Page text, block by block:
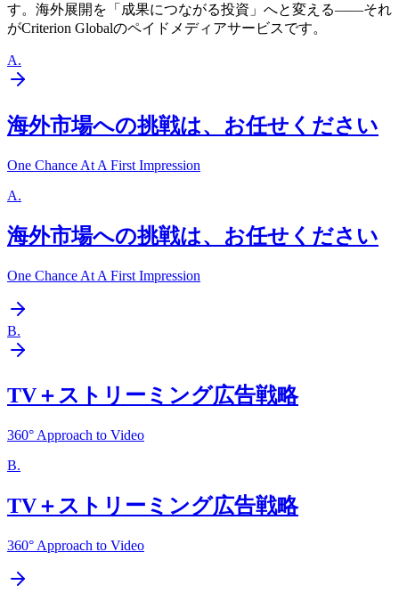
す。海外展開を「成果につながる投資」へと変える——それ
がCriterion Globalのペイドメディアサービスです。
A.
海外市場への挑戦は、お任せください
One Chance At A First Impression
A.
海外市場への挑戦は、お任せください
One Chance At A First Impression
B.
TV＋ストリーミング広告戦略
360° Approach to Video
B.
TV＋ストリーミング広告戦略
360° Approach to Video